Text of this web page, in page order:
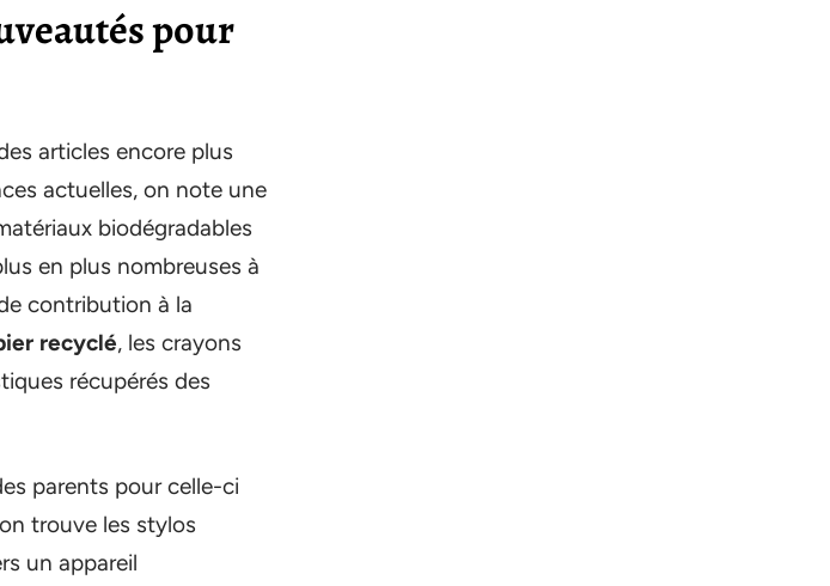
pour
articles encore plus
actuelles, on note une
biodégradables
en plus nombreuses à
contribution à la
recyclé, les crayons
récupérés des
parents pour celle-ci
trouve les stylos
un appareil